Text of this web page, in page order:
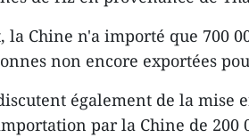
la Chine n'a importé que 700
non encore exportées
également de la mise
par la Chine de 200